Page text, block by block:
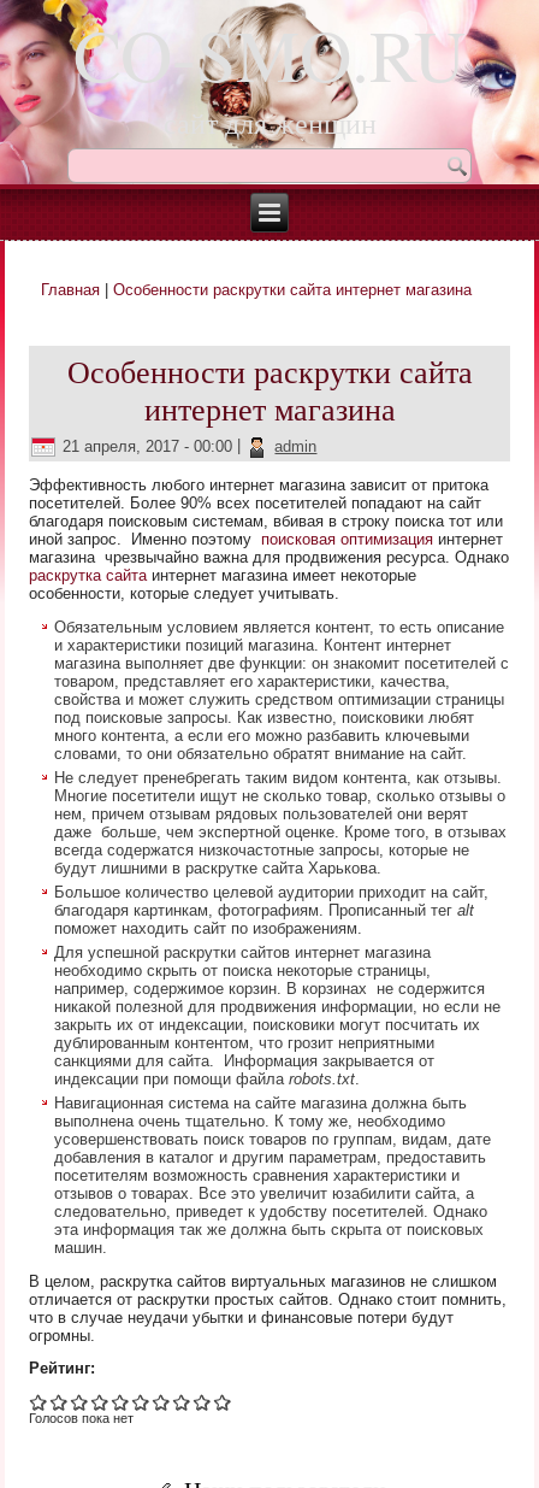
CO-SMO.RU
сайт для женщин
Вы здесь
Главная| Особенности раскрутки сайта интернет магазина
Особенности раскрутки сайта
интернет магазина
21 апреля, 2017 - 00:00 admin
Эффективность любого интернет магазина зависит от притока
посетителей. Более 90% всех посетителей попадают на сайт
благодаря поисковым системам, вбивая в строку поиска тот или
иной запрос. Именно поэтомупоисковая оптимизация интернет
магазина чрезвычайно важна для продвижения ресурса. Однако
раскрутка сайтаинтернет магазина имеет некоторые
особенности, которые следует учитывать.
Обязательным условием является контент, то есть описание
и характеристики позиций магазина. Контент интернет
магазина выполняет две функции: он знакомит посетителей с
товаром, представляет его характеристики, качества,
свойства и может служить средством оптимизации страницы
под поисковые запросы. Как известно, поисковики любят
много контента, а если его можно разбавить ключевыми
словами, то они обязательно обратят внимание на сайт.
Не следует пренебрегать таким видом контента, как отзывы.
Многие посетители ищут не сколько товар, сколько отзывы о
нем, причем отзывам рядовых пользователей они верят
даже больше, чем экспертной оценке. Кроме того, в отзывах
всегда содержатся низкочастотные запросы, которые не
будут лишними в раскрутке сайта Харькова.
Большое количество целевой аудитории приходит на сайт,
благодаря картинкам, фотографиям. Прописанный тегalt
поможет находить сайт по изображениям.
Для успешной раскрутки сайтов интернет магазина
необходимо скрыть от поиска некоторые страницы,
например, содержимое корзин. В корзинах не содержится
никакой полезной для продвижения информации, но если не
закрыть их от индексации, поисковики могут посчитать их
дублированным контентом, что грозит неприятными
санкциями для сайта. Информация закрывается от
индексации при помощи файлаrobots.txt.
Навигационная система на сайте магазина должна быть
выполнена очень тщательно. К тому же, необходимо
усовершенствовать поиск товаров по группам, видам, дате
добавления в каталог и другим параметрам, предоставить
посетителям возможность сравнения характеристики и
отзывов о товарах. Все это увеличит юзабилити сайта, а
следовательно, приведет к удобству посетителей. Однако
эта информация так же должна быть скрыта от поисковых
машин.
В целом, раскрутка сайтов виртуальных магазинов не слишком
отличается от раскрутки простых сайтов. Однако стоит помнить,
что в случае неудачи убытки и финансовые потери будут
огромны.
Рейтинг:
Голосов пока нет